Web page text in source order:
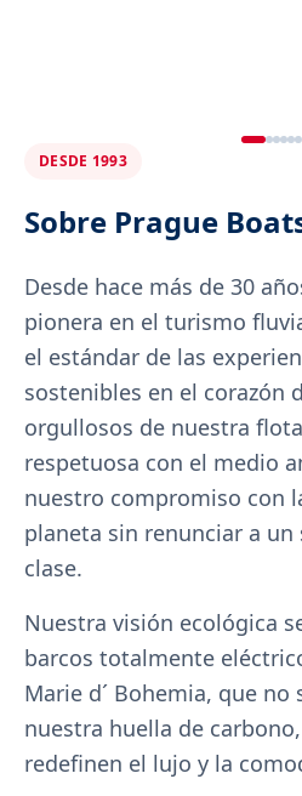
DESDE 1993
Sobre Prague
Desde hace más de 30
pionera en el turismo
el estándar de las
sostenibles en el corazón
orgullosos de nuestra
respetuosa con el medio
nuestro compromiso con
planeta sin renunciar a
clase.
Nuestra visión ecológica
barcos totalmente
Marie d´ Bohemia, que
nuestra huella de
redefinen el lujo y la